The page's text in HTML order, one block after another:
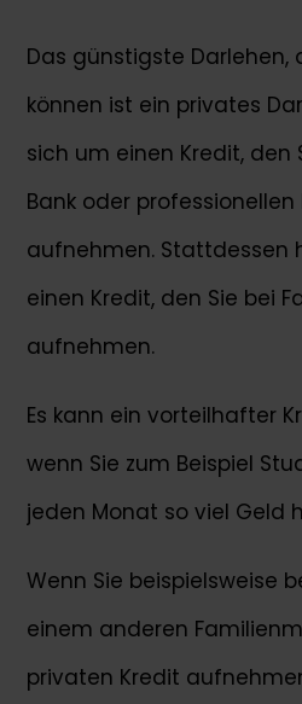
Das günstigste Darlehen,
können ist ein privates
sich um einen Kredit, den
Bank oder
aufnehmen. Stattdessen
einen Kredit, den Sie bei
aufnehmen.
Es kann ein vorteilhafter
wenn Sie zum Beispiel
jeden Monat so viel Geld
Wenn Sie beispielsweise
einem anderen
privaten Kredit